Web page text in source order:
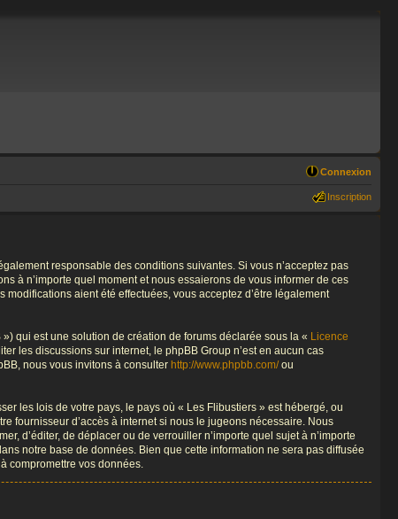
Connexion
Inscription
responsable des conditions suivantes. Si vous n’acceptez pas
à n’importe quel moment et nous essaierons de vous informer de ces
aient été effectuées, vous acceptez d’être légalement
qui est une solution de création de forums déclarée sous la « Licence
les discussions sur internet, le phpBB Group n’est en aucun cas
nous vous invitons à consulter http://www.phpbb.com/ou
les lois de votre pays, le pays où « Les Flibustiers » est hébergé, ou
fournisseur d’accès à internet si nous le jugeons nécessaire. Nous
d’éditer, de déplacer ou de verrouiller n’importe quel sujet à n’importe
notre base de données. Bien que cette information ne sera pas diffusée
compromettre vos données.